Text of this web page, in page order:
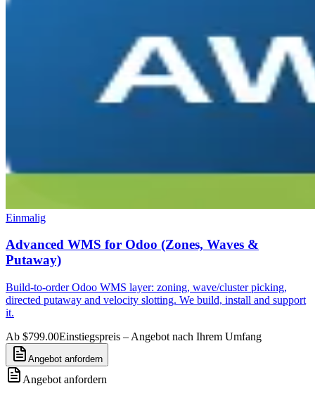
Einmalig
Advanced WMS for Odoo (Zones, Waves &
Putaway)
Build-to-order Odoo WMS layer: zoning, wave/cluster picking,
directed putaway and velocity slotting. We build, install and support
it.
Ab $799.00Einstiegspreis – Angebot nach Ihrem Umfang
Angebot anfordern
Angebot anfordern